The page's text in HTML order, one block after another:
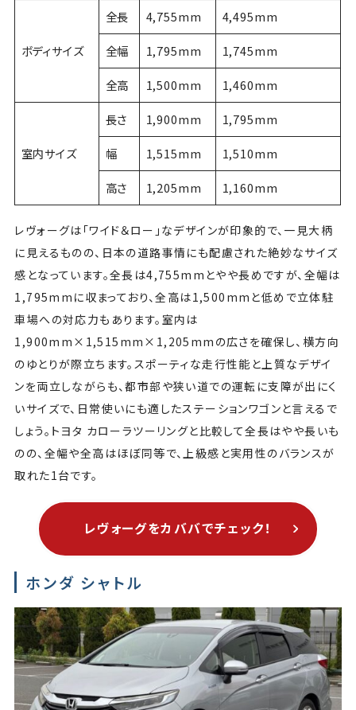
ボディサイズ
全長 4,755mm 4,495mm
全幅 1,795mm 1,745mm
全高 1,500mm 1,460mm
室内サイズ
長さ 1,900mm 1,795mm
幅 1,515mm 1,510mm
高さ 1,205mm 1,160mm
レヴォーグは「ワイド＆ロー」なデザインが印象的で、一見大柄
に見えるものの、日本の道路事情にも配慮された絶妙なサイズ
感となっています。全長は4,755mmとやや長めですが、全幅は
1,795mmに収まっており、全高は1,500mmと低めで立体駐
車場への対応力もあります。室内は
1,900mm×1,515mm×1,205mmの広さを確保し、横方向
のゆとりが際立ちます。スポーティな走行性能と上質なデザイ
ンを両立しながらも、都市部や狭い道での運転に支障が出にく
いサイズで、日常使いにも適したステーションワゴンと言えるで
しょう。トヨタ カローラツーリングと比較して全長はやや長いも
のの、全幅や全高はほぼ同等で、上級感と実用性のバランスが
取れた1台です。
レヴォーグをカババでチェック！
ホンダ シャトル